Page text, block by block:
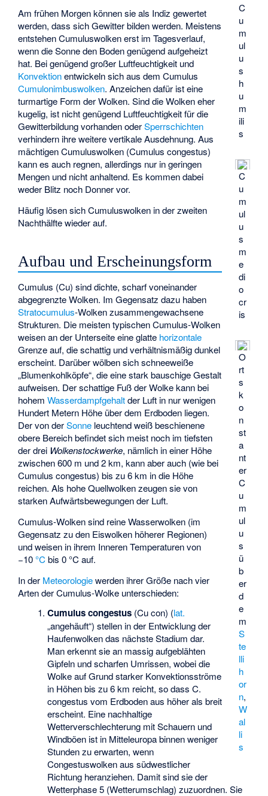
C
u
m
ul
u
s
h
u
m
ili
s
C
u
m
ul
u
s
m
e
di
o
cr
is
O
rt
s
k
o
n
st
a
nt
er
C
u
m
ul
u
s
ü
b
er
d
e
m
S
te
lli
h
or
n,
W
al
li
s
Am frühen Morgen können sie als Indiz gewertet
werden, dass sich Gewitter bilden werden. Meistens
entstehen Cumuluswolken erst im Tagesverlauf,
wenn die Sonne den Boden genügend aufgeheizt
hat. Bei genügend großer Luftfeuchtigkeit und
Konvektionentwickeln sich aus dem Cumulus
Cumulonimbuswolken. Anzeichen dafür ist eine
turmartige Form der Wolken. Sind die Wolken eher
kugelig, ist nicht genügend Luftfeuchtigkeit für die
Gewitterbildung vorhanden oderSperrschichten
verhindern ihre weitere vertikale Ausdehnung. Aus
mächtigen Cumuluswolken (Cumulus congestus)
kann es auch regnen, allerdings nur in geringen
Mengen und nicht anhaltend. Es kommen dabei
weder Blitz noch Donner vor.
Häufig lösen sich Cumuluswolken in der zweiten
Nachthälfte wieder auf.
Aufbau und Erscheinungsform
Cumulus (Cu) sind dichte, scharf voneinander
abgegrenzte Wolken. Im Gegensatz dazu haben
Stratocumulus-Wolken zusammengewachsene
Strukturen. Die meisten typischen Cumulus-Wolken
weisen an der Unterseite eine glatte horizontale
Grenze auf, die schattig und verhältnismäßig dunkel
erscheint. Darüber wölben sich schneeweiße
„Blumenkohlköpfe“, die eine stark bauschige Gestalt
aufweisen. Der schattige Fuß der Wolke kann bei
hohemWasserdampfgehaltder Luft in nur wenigen
Hundert Metern Höhe über dem Erdboden liegen.
Der von derSonne leuchtend weiß beschienene
obere Bereich befindet sich meist noch im tiefsten
der drei Wolkenstockwerke, nämlich in einer Höhe
zwischen 600 m und 2 km, kann aber auch (wie bei
Cumulus congestus) bis zu 6 km in die Höhe
reichen. Als hohe Quellwolken zeugen sie von
starken Aufwärtsbewegungen der Luft.
Cumulus-Wolken sind reine Wasserwolken (im
Gegensatz zu den Eiswolken höherer Regionen)
und weisen in ihrem Inneren Temperaturen von
−10°Cbis 0 °C auf.
In der Meteorologiewerden ihrer Größe nach vier
Arten der Cumulus-Wolke unterschieden:
Cumulus congestus (Cu con) (lat.
„angehäuft“) stellen in der Entwicklung der
Haufenwolken das nächste Stadium dar.
Man erkennt sie an massig aufgeblähten
Gipfeln und scharfen Umrissen, wobei die
Wolke auf Grund starker Konvektionsströme
in Höhen bis zu 6 km reicht, so dass C.
congestus vom Erdboden aus höher als breit
erscheint. Eine nachhaltige
Wetterverschlechterung mit Schauern und
Windböen ist in Mitteleuropa binnen weniger
Stunden zu erwarten, wenn
Congestuswolken aus südwestlicher
Richtung heranziehen. Damit sind sie der
Wetterphase 5 (Wetterumschlag) zuzuordnen. Sie